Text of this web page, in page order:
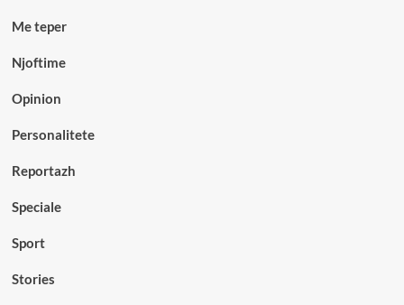
Me teper
Njoftime
Opinion
Personalitete
Reportazh
Speciale
Sport
Stories